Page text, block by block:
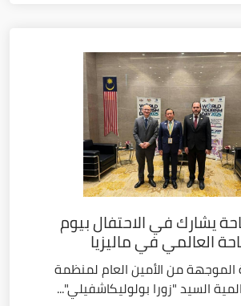
يشارك في الاحتفال بيوم
العالمي في ماليزيا
الموجهة من الأمين العام لمنظمة
السيد "زورا بولوليكاشفيلي"...